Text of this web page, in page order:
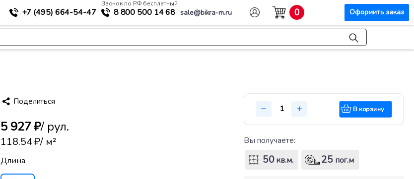
+7 (495) 664-54-47
Звонок по РФ бесплатный
8 800 500 14 68 sale@bikra-m.ru 0 Оформить заказ
Поделиться
5 927 ₽/ рул.
118.54 ₽/ м²
Длина
В корзину
Вы получаете:
50кв.м. 25пог.м